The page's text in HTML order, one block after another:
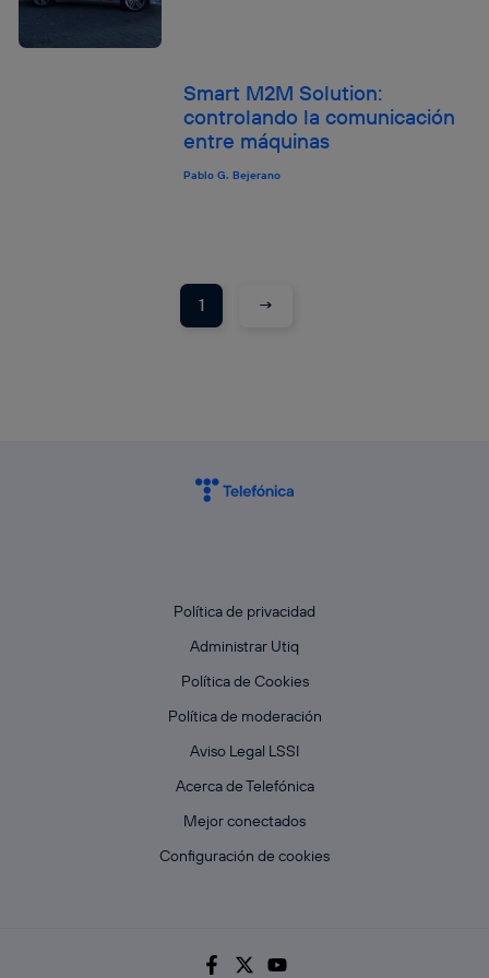
Smart M2M Solution:
controlando la comunicación
entre máquinas
Pablo G. Bejerano
1 →
Política de privacidad
Administrar Utiq
Política de Cookies
Política de moderación
Aviso Legal LSSI
Acerca de Telefónica
Mejor conectados
Configuración de cookies